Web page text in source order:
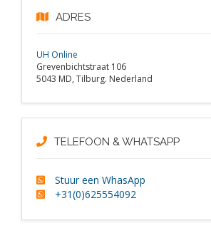
ADRES
UH Online
Grevenbichtstraat 106
5043 MD, Tilburg. Nederland
TELEFOON & WHATSAPP
Stuur een WhasApp
+31(0)625554092